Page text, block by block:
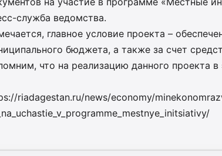
служба ведомства.
главное условие проекта –
бюджета, а также за счет
что на реализацию данного проекта
riadagestan.ru/news/economy/